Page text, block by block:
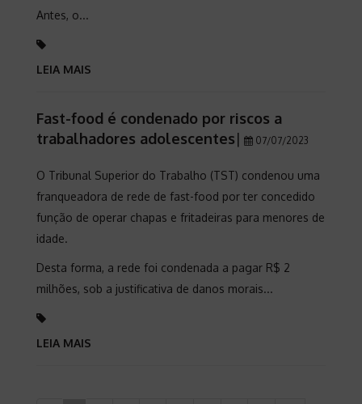
Antes, o...
LEIA MAIS
Fast-food é condenado por riscos a
trabalhadores adolescentes| 07/07/2023
O Tribunal Superior do Trabalho (TST) condenou uma
franqueadora de rede de fast-food por ter concedido
função de operar chapas e fritadeiras para menores de
idade.
Desta forma, a rede foi condenada a pagar R$ 2
milhões, sob a justificativa de danos morais...
LEIA MAIS